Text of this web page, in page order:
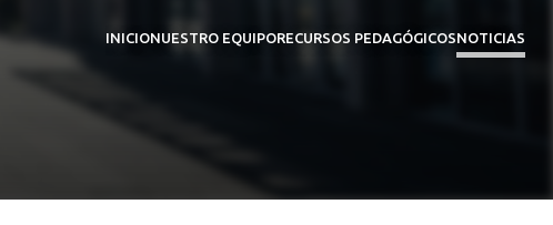
INICIONUESTRO EQUIPORECURSOS PEDAGÓGICOSNOTICIAS